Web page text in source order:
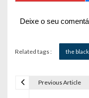
Deixe o seu
Related tags : the black
Previous Article